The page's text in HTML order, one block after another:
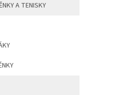
A TENISKY